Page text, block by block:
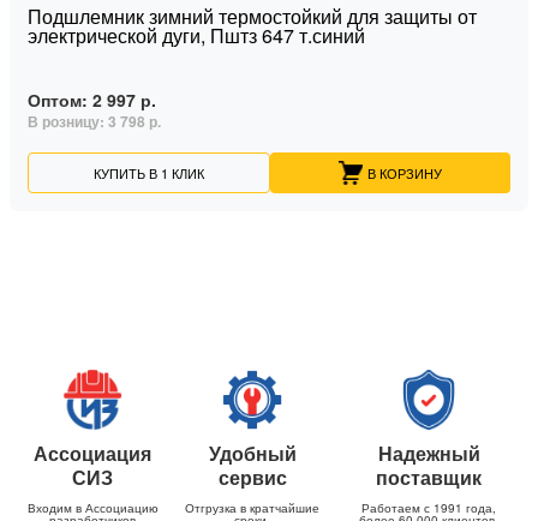
Подшлемник зимний термостойкий для защиты от
электрической дуги, Пштз 647 т.синий
Оптом: 2 997 р.
В розницу: 3 798 р.
КУПИТЬ В 1 КЛИК В КОРЗИНУ
Ассоциация
СИЗ
Входим в Ассоциацию
Удобный
сервис
Отгрузка в кратчайшие
Надежный
поставщик
Работаем с 1991 года,